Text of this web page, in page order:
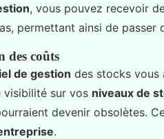
, vous pouvez recevoir
permettant ainsi de passer
des coûts
de gestion des stocks vous
visibilité sur vos niveaux de
devenir obsolètes.
.